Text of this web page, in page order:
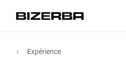
MyBizerba
Expérience